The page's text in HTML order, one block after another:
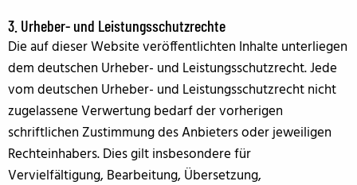
3. Urheber- und Leistungsschutzrechte
Die auf dieser Website veröffentlichten Inhalte unterliegen
dem deutschen Urheber- und Leistungsschutzrecht. Jede
vom deutschen Urheber- und Leistungsschutzrecht nicht
zugelassene Verwertung bedarf der vorherigen
schriftlichen Zustimmung des Anbieters oder jeweiligen
Rechteinhabers. Dies gilt insbesondere für
Vervielfältigung, Bearbeitung, Übersetzung,